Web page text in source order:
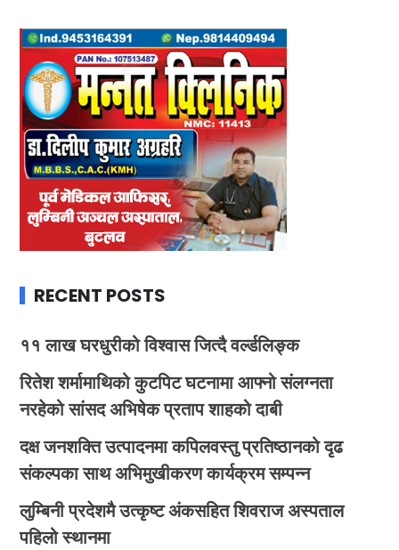
RECENT POSTS
११ लाख घरधुरीको विश्वास जित्दै वर्ल्डलिङ्क
रितेश शर्मामाथिको कुटपिट घटनामा आफ्नो संलग्नता
नरहेको सांसद अभिषेक प्रताप शाहको दाबी
दक्ष जनशक्ति उत्पादनमा कपिलवस्तु प्रतिष्ठानको दृढ
संकल्पका साथ अभिमुखीकरण कार्यक्रम सम्पन्न
लुम्बिनी प्रदेशमै उत्कृष्ट अंकसहित शिवराज अस्पताल
पहिलो स्थानमा